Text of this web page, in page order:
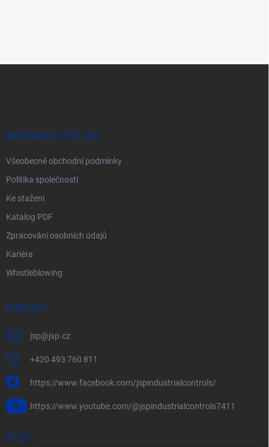
INFORMACE PRO VÁS
Všeobecné obchodní podmínky
Politika společnosti
Ke stažení
Katalog PDF
Zpracování osobních údajů
Kariéra
Whistleblowing
KONTAKT
jsp@jsp.cz
+420 493 760 811
https://www.facebook.com/jspindustrialcontrols/
https://www.youtube.com/@jspindustrialcontrols7411
BLOG